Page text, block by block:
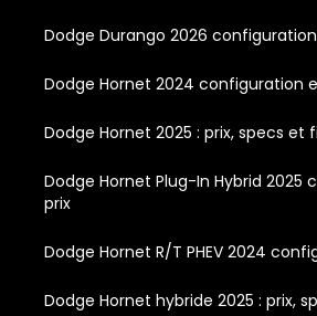
Dodge Durango 2026
Dodge Hornet 2024 configuration
Dodge Hornet 2025 : prix, specs
Dodge Hornet Plug-In Hybrid 2025
prix
Dodge Hornet R/T PHEV 2024
Dodge Hornet hybride 2025 : prix,